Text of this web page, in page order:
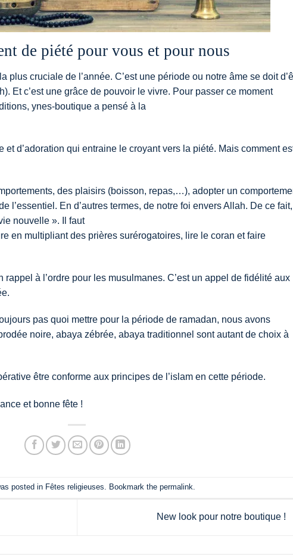
de piété pour vous et pour nous
plus cruciale de l’année. C’est une période ou notre âme se doit
Et c’est une grâce de pouvoir le vivre. Pour passer ce moment
ynes-boutique a pensé à la
et d’adoration qui entraine le croyant vers la piété. Mais comment
des plaisirs (boisson, repas,…), adopter un
l’essentiel. En d’autres termes, de notre foi envers Allah. De ce
nouvelle ». Il faut
en multipliant des prières surérogatoires, lire le coran et faire
à l’ordre pour les musulmanes. C’est un appel de fidélité aux
pas quoi mettre pour la période de ramadan, nous avons
noire, abaya zébrée, abaya traditionnel sont autant de choix à
être conforme aux principes de l’islam en cette période.
et bonne fête !
posted in Fêtes religieuses. Bookmark thepermalink.
New look pour notre boutique !